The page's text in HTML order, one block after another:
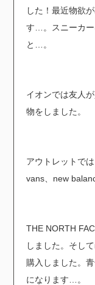
した！最近物欲
す…。スニーカ
と…。
イオンでは友人
物をしました。
アウトレットで
vans、new
THE NORTH
しました。そし
購入しました。
になります…。